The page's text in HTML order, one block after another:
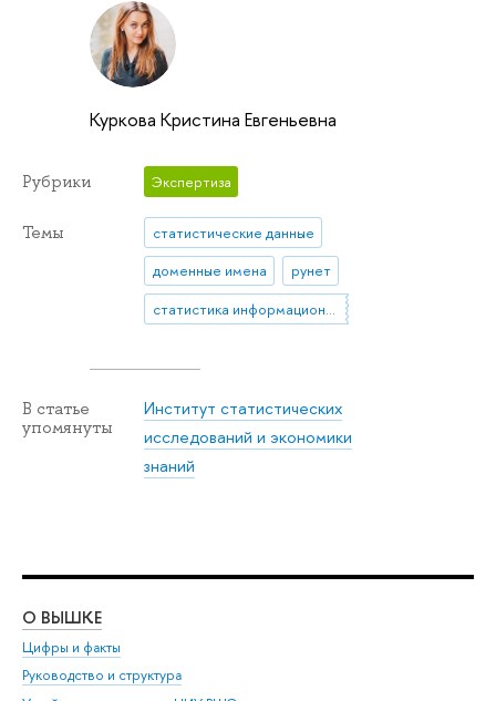
Куркова Кристина Евгеньевна
Рубрики Экспертиза
Темы
статистические данные
доменные имена
рунет
статистика информационного общества
В статье
упомянуты
Институт статистических
исследований и экономики
знаний
О ВЫШКЕ
Цифры и факты
Руководство и структура